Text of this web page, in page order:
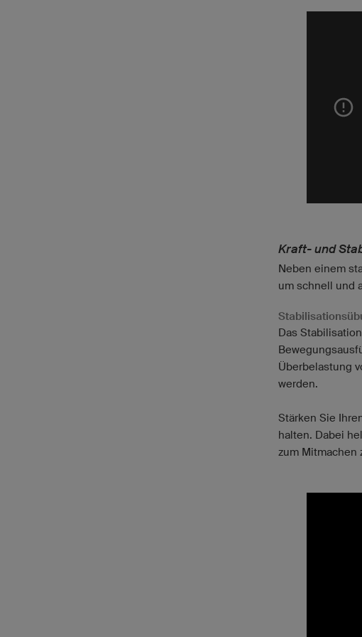
Kraft- und
Neben einem
um schnell und
Das
Überbelastung
werden.
Stärken Sie
halten. Dabei
zum Mitmachen